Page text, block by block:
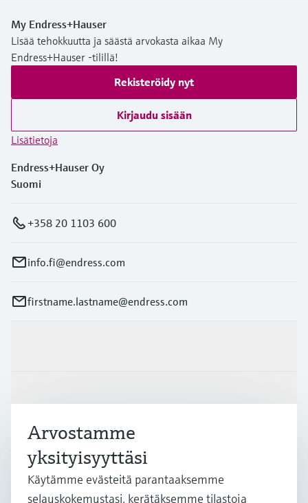
My Endress+Hauser
Lisää tehokkuutta ja säästä arvokasta aikaa My
Endress+Hauser -tilillä!
Rekisteröidy nyt
Kirjaudu sisään
Lisätietoja
Endress+Hauser Oy
Suomi
+358 20 1103 600
info.fi@endress.com
firstname.lastname@endress.com
Yritys
Arvostamme
yksityisyyttäsi
Käytämme evästeitä parantaaksemme
selauskokemustasi, kerätäksemme tilastoja